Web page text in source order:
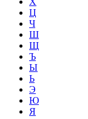
Ц
Ч
Ш
Щ
Ъ
Ы
Ь
Э
Ю
Я